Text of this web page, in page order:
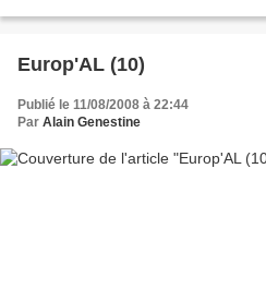
Europ'AL (10)
Publié le 11/08/2008 à 22:44
Par Alain Genestine